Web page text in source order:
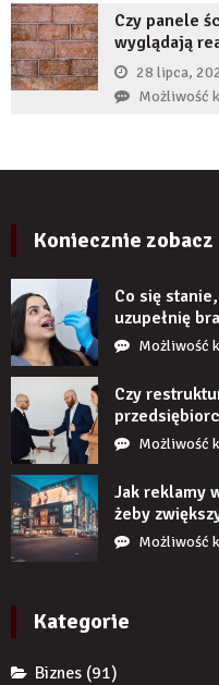
Czy panele
wyglądają
28 lipca,
Możliwość
Koniecznie zobacz
Co się
uzupełnię
Możliwość
Czy
Możliwość
Jak reklamy
żeby
Możliwość
Kategorie
Biznes (91)